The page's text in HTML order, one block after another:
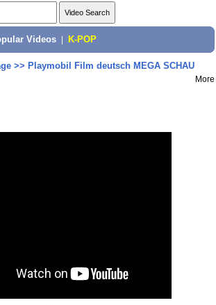
Videos K-POP
>> Playmobil Film deutsch MEGA SCHAU
More